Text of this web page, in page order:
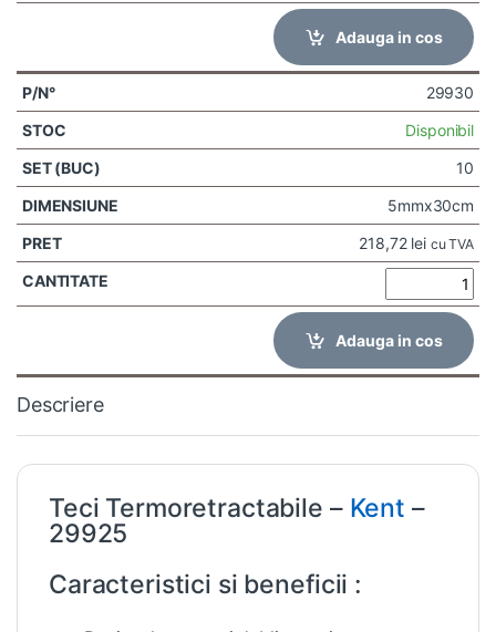
Adauga in cos
29930
Disponibil
10
5mmx30cm
218,72 lei cu TVA
Adauga in cos
Descriere
Teci Termoretractabile – Kent –
29925
Caracteristici si beneficii :